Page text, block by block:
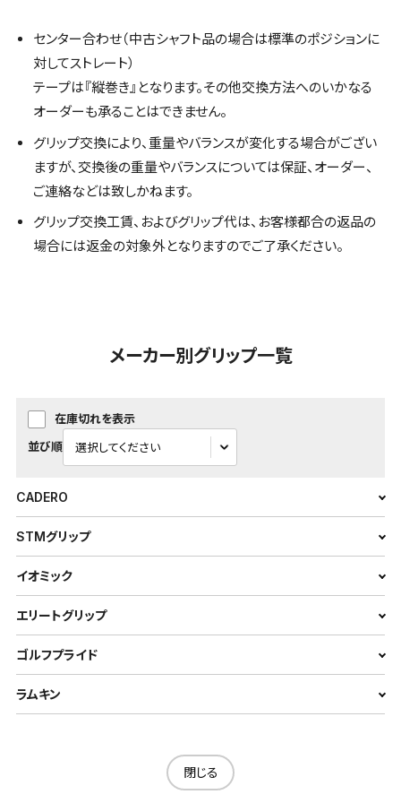
センター合わせ（中古シャフト品の場合は標準のポジションに
対してストレート）
テープは『縦巻き』となります。その他交換方法へのいかなる
オーダーも承ることはできません。
グリップ交換により、重量やバランスが変化する場合がござい
ますが、交換後の重量やバランスについては保証、オーダー、
ご連絡などは致しかねます。
グリップ交換工賃、およびグリップ代は、お客様都合の返品の
場合には返金の対象外となりますのでご了承ください。
メーカー別グリップ一覧
在庫切れを表示
並び順
CADERO
STMグリップ
イオミック
エリートグリップ
ゴルフプライド
ラムキン
閉じる